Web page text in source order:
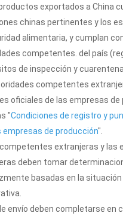
exportados a China
chinas pertinentes y los
alimentaria, y cumplan
competentes. del país
de inspección y
competentes
oficiales de las empresas de
"Condiciones de registro y
empresas de producción".
extranjeras y las
deben tomar
basadas en la situación
envío deben completarse en